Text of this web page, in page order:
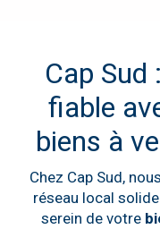
Cap Sud
fiable
biens à
Chez Cap Sud,
réseau local
serein de votre